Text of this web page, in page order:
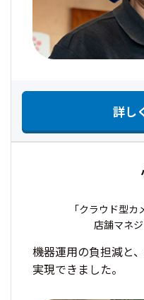
詳し
「クラウド型
店舗マネ
機器運用の負担減と
実現できました。